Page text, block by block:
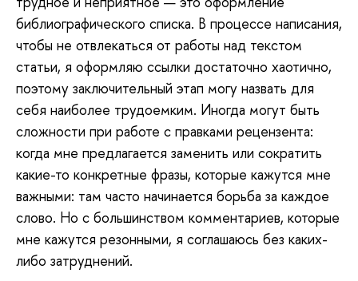
библиографического списка. В процессе написания,
чтобы не отвлекаться от работы над текстом
статьи, я оформляю ссылки достаточно хаотично,
поэтому заключительный этап могу назвать для
себя наиболее трудоемким. Иногда могут быть
сложности при работе с правками рецензента:
когда мне предлагается заменить или сократить
какие-то конкретные фразы, которые кажутся мне
важными: там часто начинается борьба за каждое
слово. Но с большинством комментариев, которые
мне кажутся резонными, я соглашаюсь без каких-
либо затруднений.